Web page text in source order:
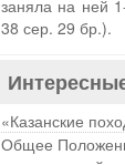
заняла на ней
38 сер. 29 бр.).
«Казанские
Общее